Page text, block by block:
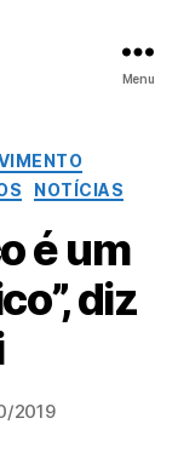
Menu
NOTÍCIAS
é um
diz
2019